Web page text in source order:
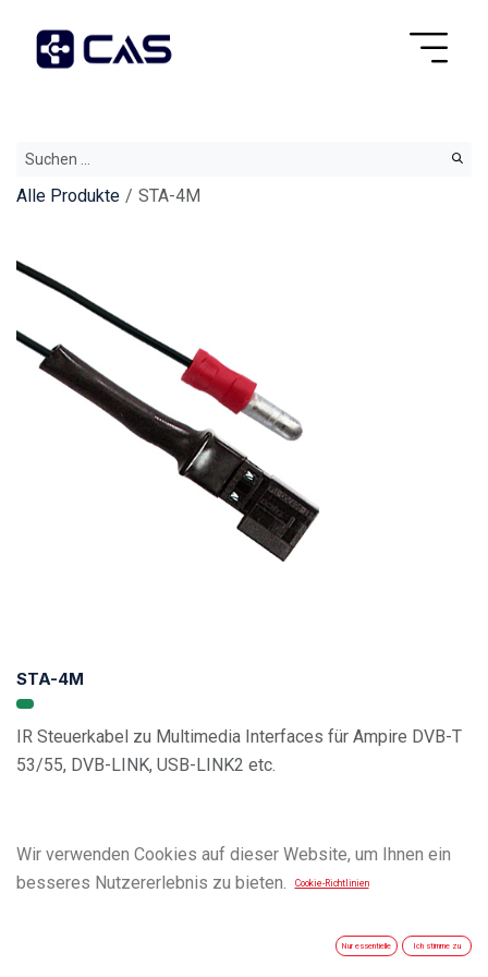
Alle Produkte STA-4M
STA-4M
IR Steuerkabel zu Multimedia Interfaces für Ampire DVB-T
53/55, DVB-LINK, USB-LINK2 etc.
Wir verwenden Cookies auf dieser Website, um Ihnen ein
besseres Nutzererlebnis zu bieten.
Cookie-Richtlinien
Nur essentielle Ich stimme zu